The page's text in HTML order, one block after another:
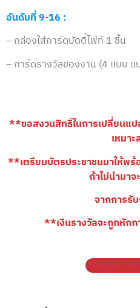
อันดับที่ 9-16 :
– กล่องใส่การ์ดบัดดี้ไฟท์ 1 ชิ้น
– การ์ดรางวัลของงาน (4 แบบ แ
**ขอสงวนสิทธิ์ในการเปลี่ยนแ
เหมา
**เตรียมบัตรประชาชนมาให้พร้
ถ้าไม่นำมา
จากการรั
**เงินรางวัลจะถูกหั
กลับสู่หน้าหลั